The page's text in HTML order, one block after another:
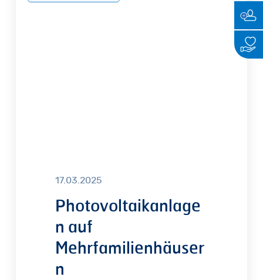
17.03.2025
Photovoltaikanlage
n auf
Mehrfamilienhäuser
n